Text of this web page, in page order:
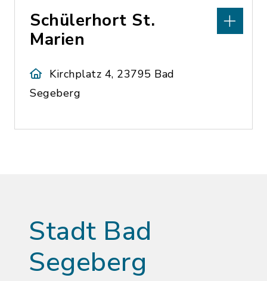
Schülerhort St.
Marien
Kirchplatz 4, 23795 Bad
Segeberg
Stadt Bad
Segeberg